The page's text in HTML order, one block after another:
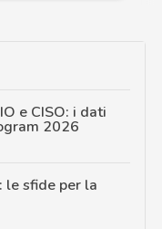
e CISO: i dati
2026
le sfide per la